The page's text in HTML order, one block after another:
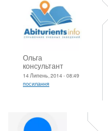
Ольга
консультант
14 Липень, 2014 - 08:49
посилання